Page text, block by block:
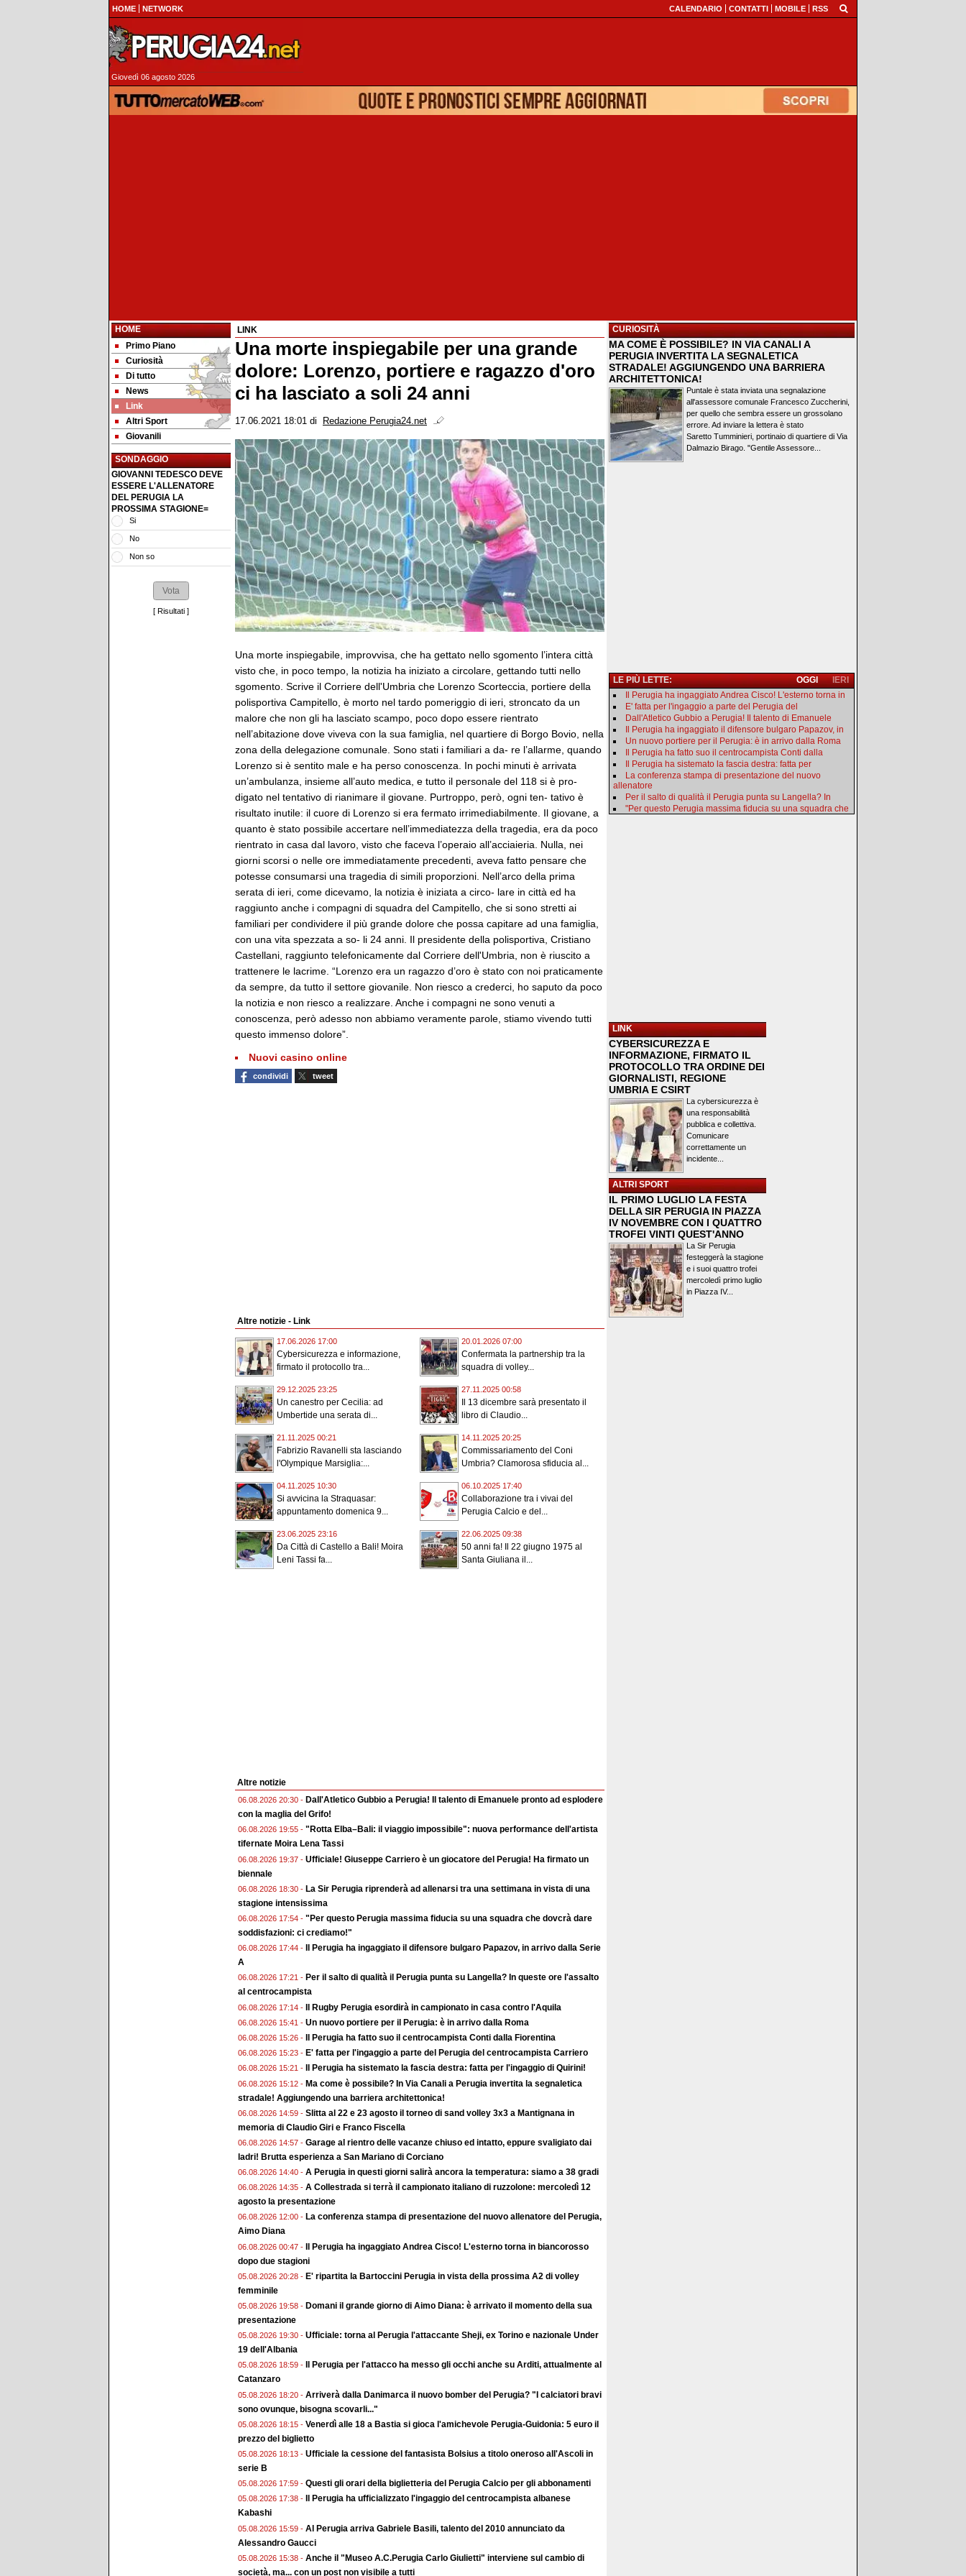
HOME NETWORK CALENDARIO CONTATTI MOBILE RSS
Giovedì 06 agosto 2026
HOME
Primo Piano
Curiosità
Di tutto
News
Link
Altri Sport
Giovanili
SONDAGGIO
GIOVANNI TEDESCO DEVE
ESSERE L'ALLENATORE
DEL PERUGIA LA
PROSSIMA STAGIONE=
Si
No
Non so
[ Risultati ]
LINK
Una morte inspiegabile per una grande
dolore: Lorenzo, portiere e ragazzo d'oro
ci ha lasciato a soli 24 anni
17.06.2021 18:01 di Redazione Perugia24.net
Una morte inspiegabile, improvvisa, che ha gettato nello sgomento l’intera città
visto che, in poco tempo, la notizia ha iniziato a circolare, gettando tutti nello
sgomento. Scrive il Corriere dell'Umbria che Lorenzo Scorteccia, portiere della
polisportiva Campitello, è morto nel tardo pomeriggio di ieri, stroncato da un
malore che non gli ha lasciato scampo, poco dopo essere rientrato
nell’abitazione dove viveva con la sua famiglia, nel quartiere di Borgo Bovio, nella
zona della delegazione comunale. Sono stati i familiari a da- re l’allarme, quando
Lorenzo si è sentito male e ha perso conoscenza. In pochi minuti è arrivata
un’ambulanza, insieme all’auto medica, e tutto il personale del 118 si è pro-
digato nel tentativo di rianimare il giovane. Purtroppo, però, ogni ten- tativo è
risultato inutile: il cuore di Lorenzo si era fermato irrimediabilmente. Il giovane, a
quanto è stato possibile accertare nell’immediatezza della tragedia, era da poco
rientrato in casa dal lavoro, visto che faceva l’operaio all’acciaieria. Nulla, nei
giorni scorsi o nelle ore immediatamente precedenti, aveva fatto pensare che
potesse consumarsi una tragedia di simili proporzioni. Nell’arco della prima
serata di ieri, come dicevamo, la notizia è iniziata a circo- lare in città ed ha
raggiunto anche i compagni di squadra del Campitello, che si sono stretti ai
familiari per condividere il più grande dolore che possa capitare ad una famiglia,
con una vita spezzata a so- li 24 anni. Il presidente della polisportiva, Cristiano
Castellani, raggiunto telefonicamente dal Corriere dell'Umbria, non è riuscito a
trattenere le lacrime. “Lorenzo era un ragazzo d’oro è stato con noi praticamente
da sempre, da tutto il settore giovanile. Non riesco a crederci, ho saputo da poco
la notizia e non riesco a realizzare. Anche i compagni ne sono venuti a
conoscenza, però adesso non abbiamo veramente parole, stiamo vivendo tutti
questo immenso dolore”.
Nuovi casino online
condividi tweet
Altre notizie - Link
17.06.2026 17:00
Cybersicurezza e informazione,
firmato il protocollo tra...
20.01.2026 07:00
Confermata la partnership tra la
squadra di volley...
29.12.2025 23:25
Un canestro per Cecilia: ad
Umbertide una serata di...
27.11.2025 00:58
Il 13 dicembre sarà presentato il
libro di Claudio...
21.11.2025 00:21
Fabrizio Ravanelli sta lasciando
l'Olympique Marsiglia:...
14.11.2025 20:25
Commissariamento del Coni
Umbria? Clamorosa sfiducia al...
04.11.2025 10:30
Si avvicina la Straquasar:
appuntamento domenica 9...
06.10.2025 17:40
Collaborazione tra i vivai del
Perugia Calcio e del...
23.06.2025 23:16
Da Città di Castello a Bali! Moira
Leni Tassi fa...
22.06.2025 09:38
50 anni fa! Il 22 giugno 1975 al
Santa Giuliana il...
Altre notizie
06.08.2026 20:30 - Dall'Atletico Gubbio a Perugia! Il talento di Emanuele pronto ad esplodere
con la maglia del Grifo!
06.08.2026 19:55 - "Rotta Elba–Bali: il viaggio impossibile": nuova performance dell'artista
tifernate Moira Lena Tassi
06.08.2026 19:37 - Ufficiale! Giuseppe Carriero è un giocatore del Perugia! Ha firmato un
biennale
06.08.2026 18:30 - La Sir Perugia riprenderà ad allenarsi tra una settimana in vista di una
stagione intensissima
06.08.2026 17:54 - "Per questo Perugia massima fiducia su una squadra che dovcrà dare
soddisfazioni: ci crediamo!"
06.08.2026 17:44 -
Il Perugia ha ingaggiato il difensore bulgaro Papazov, in arrivo dalla Serie
A
06.08.2026 17:21 - Per il salto di qualità il Perugia punta su Langella? In queste ore l'assalto
al centrocampista
06.08.2026 17:14 - Il Rugby Perugia esordirà in campionato in casa contro l'Aquila
06.08.2026 15:41 - Un nuovo portiere per il Perugia: è in arrivo dalla Roma
06.08.2026 15:26 - Il Perugia ha fatto suo il centrocampista Conti dalla Fiorentina
06.08.2026 15:23 - E' fatta per l'ingaggio a parte del Perugia del centrocampista Carriero
06.08.2026 15:21 - Il Perugia ha sistemato la fascia destra: fatta per l'ingaggio di Quirini!
06.08.2026 15:12 - Ma come è possibile? In Via Canali a Perugia invertita la segnaletica
stradale! Aggiungendo una barriera architettonica!
06.08.2026 14:59 - Slitta al 22 e 23 agosto il torneo di sand volley 3x3 a Mantignana in
memoria di Claudio Giri e Franco Fiscella
06.08.2026 14:57 - Garage al rientro delle vacanze chiuso ed intatto, eppure svaligiato dai
ladri! Brutta esperienza a San Mariano di Corciano
06.08.2026 14:40 - A Perugia in questi giorni salirà ancora la temperatura: siamo a 38 gradi
06.08.2026 14:35 - A Collestrada si terrà il campionato italiano di ruzzolone: mercoledì 12
agosto la presentazione
06.08.2026 12:00 - La conferenza stampa di presentazione del nuovo allenatore del Perugia,
Aimo Diana
06.08.2026 00:47 - Il Perugia ha ingaggiato Andrea Cisco! L'esterno torna in biancorosso
dopo due stagioni
05.08.2026 20:28 - E' ripartita la Bartoccini Perugia in vista della prossima A2 di volley
femminile
05.08.2026 19:58 - Domani il grande giorno di Aimo Diana: è arrivato il momento della sua
presentazione
05.08.2026 19:30 - Ufficiale: torna al Perugia l'attaccante Sheji, ex Torino e nazionale Under
19 dell'Albania
05.08.2026 18:59 -
Il Perugia per l'attacco ha messo gli occhi anche su Arditi, attualmente al
Catanzaro
05.08.2026 18:20 - Arriverà dalla Danimarca il nuovo bomber del Perugia? "I calciatori bravi
sono ovunque, bisogna scovarli..."
05.08.2026 18:15 - Venerdì alle 18 a Bastia si gioca l'amichevole Perugia-Guidonia: 5 euro il
prezzo del biglietto
05.08.2026 18:13 - Ufficiale la cessione del fantasista Bolsius a titolo oneroso all'Ascoli in
serie B
05.08.2026 17:59 - Questi gli orari della biglietteria del Perugia Calcio per gli abbonamenti
05.08.2026 17:38 -
Il Perugia ha ufficializzato l'ingaggio del centrocampista albanese
Kabashi
05.08.2026 15:59 - Al Perugia arriva Gabriele Basili, talento del 2010 annunciato da
Alessandro Gaucci
05.08.2026 15:38 - Anche il "Museo A.C.Perugia Carlo Giulietti" interviene sul cambio di
società, ma... con un post non visibile a tutti
CURIOSITÀ
MA COME È POSSIBILE? IN VIA CANALI A
PERUGIA INVERTITA LA SEGNALETICA
STRADALE! AGGIUNGENDO UNA BARRIERA
ARCHITETTONICA!
Puntale è stata inviata una segnalazione
all'assessore comunale Francesco Zuccherini,
per quello che sembra essere un grossolano
errore. Ad inviare la lettera è stato
Saretto Tumminieri, portinaio di quartiere di Via
Dalmazio Birago. "Gentile Assessore...
LE PIÙ LETTE: IERI
OGGI
Il Perugia ha ingaggiato Andrea Cisco! L'esterno torna in
E' fatta per l'ingaggio a parte del Perugia del
Dall'Atletico Gubbio a Perugia! Il talento di Emanuele
Il Perugia ha ingaggiato il difensore bulgaro Papazov, in
Un nuovo portiere per il Perugia: è in arrivo dalla Roma
Il Perugia ha fatto suo il centrocampista Conti dalla
Il Perugia ha sistemato la fascia destra: fatta per
La conferenza stampa di presentazione del nuovo
allenatore
Per il salto di qualità il Perugia punta su Langella? In
"Per questo Perugia massima fiducia su una squadra che
LINK
CYBERSICUREZZA E
INFORMAZIONE, FIRMATO IL
PROTOCOLLO TRA ORDINE DEI
GIORNALISTI, REGIONE
UMBRIA E CSIRT
La cybersicurezza è
una responsabilità
pubblica e collettiva.
Comunicare
correttamente un
incidente...
ALTRI SPORT
IL PRIMO LUGLIO LA FESTA
DELLA SIR PERUGIA IN PIAZZA
IV NOVEMBRE CON I QUATTRO
TROFEI VINTI QUEST'ANNO
La Sir Perugia
festeggerà la stagione
e i suoi quattro trofei
mercoledì primo luglio
in Piazza IV...